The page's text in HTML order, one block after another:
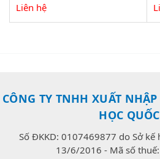
Liên hệ
CÔNG TY TNHH XUẤT
HỌC
Số ĐKKD: 0107469877 do Sở kế
13/6/2016 - Mã số